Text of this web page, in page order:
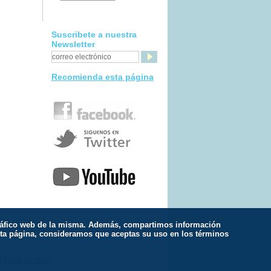
Suscribete a nuestra
Newsletter
Recomienda esta página
|Meditación|Estilo de Vida
web de la misma. Además, compartimos información
página, consideramos que aceptas su uso en los términos